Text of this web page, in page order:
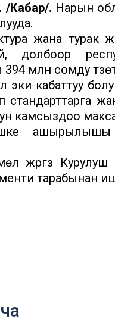
/Кабар/. Нарын
жана турак
долбоор
млн сомду
эки кабаттуу
стандарттарга
камсыздоо
ашырылышы
жүргүзүү
тарабынан